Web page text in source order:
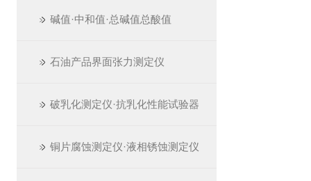
碱值·中和值·总碱值总酸值
石油产品界面张力测定仪
破乳化测定仪·抗乳化性能试验器
铜片腐蚀测定仪·液相锈蚀测定仪